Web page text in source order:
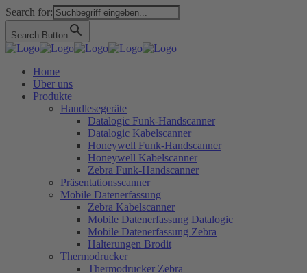
Search for:
Search Button
Home
Über uns
Produkte
Handlesegeräte
Datalogic Funk-Handscanner
Datalogic Kabelscanner
Honeywell Funk-Handscanner
Honeywell Kabelscanner
Zebra Funk-Handscanner
Präsentationsscanner
Mobile Datenerfassung
Zebra Kabelscanner
Mobile Datenerfassung Datalogic
Mobile Datenerfassung Zebra
Halterungen Brodit
Thermodrucker
Thermodrucker Zebra